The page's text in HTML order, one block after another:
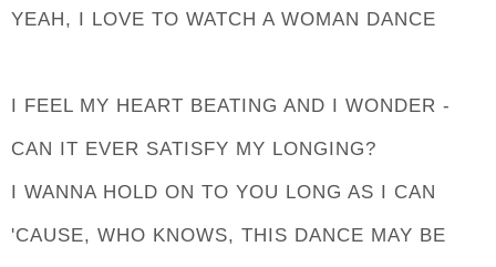
YEAH, I LOVE TO WATCH A WOMAN DANCE
I FEEL MY HEART BEATING AND I WONDER -
CAN IT EVER SATISFY MY LONGING?
I WANNA HOLD ON TO YOU LONG AS I CAN
'CAUSE, WHO KNOWS, THIS DANCE MAY BE